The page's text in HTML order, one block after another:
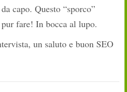
capo. Questo “sporco”
fare! In bocca al lupo.
un saluto e buon SEO